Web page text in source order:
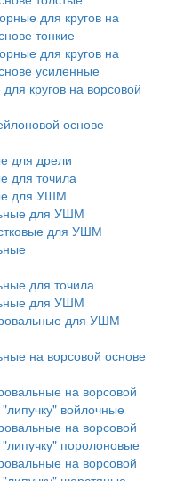
для кругов на
тонкие
для кругов на
усиленные
кругов на ворсовой
основе
для дрели
для точила
для УШМ
для УШМ
для УШМ
для точила
для УШМ
для УШМ
на ворсовой основе
на ворсовой
войлочные
на ворсовой
поролоновые
на ворсовой